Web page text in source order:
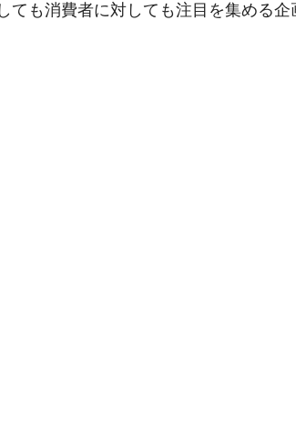
ても消費者に対しても注目を集める企